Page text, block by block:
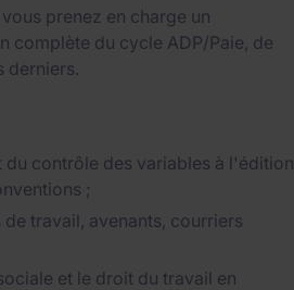
prenez en charge un
complète du cycle ADP/Paie, de
derniers.
contrôle des variables à l'édition
;
travail, avenants, courriers
et le droit du travail en